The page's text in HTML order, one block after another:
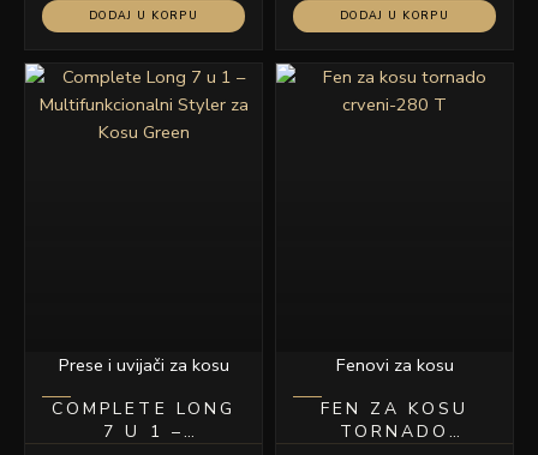
DODAJ U KORPU DODAJ U KORPU
Prese i uvijači za kosu
COMPLETE LONG
7 U 1 –
Fenovi za kosu
FEN ZA KOSU
TORNADO